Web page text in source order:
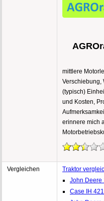
mittlere
Verschiebung,
(typisch)
und Kosten,
erinnere mich
Vergleichen Traktor
John Deere
Case IH